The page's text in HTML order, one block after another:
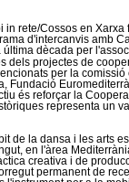
in rete/Cossos en Xarxa
d'intercanvis amb
última dècada per
dels projectes de
per la comissió
Fundació
és reforçar la
representa un
de la dansa i les arts
en l'àrea
creativa i de
permanent de